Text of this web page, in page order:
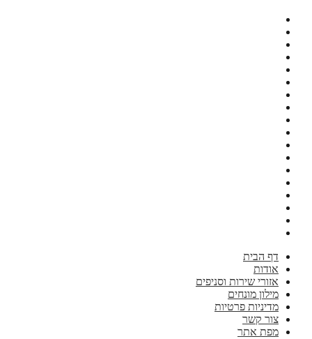
דף הבית
אודות
אזורי שירות וסניפים
מילון מונחים
מדיניות פרטיות
צור קשר
מפת אתר